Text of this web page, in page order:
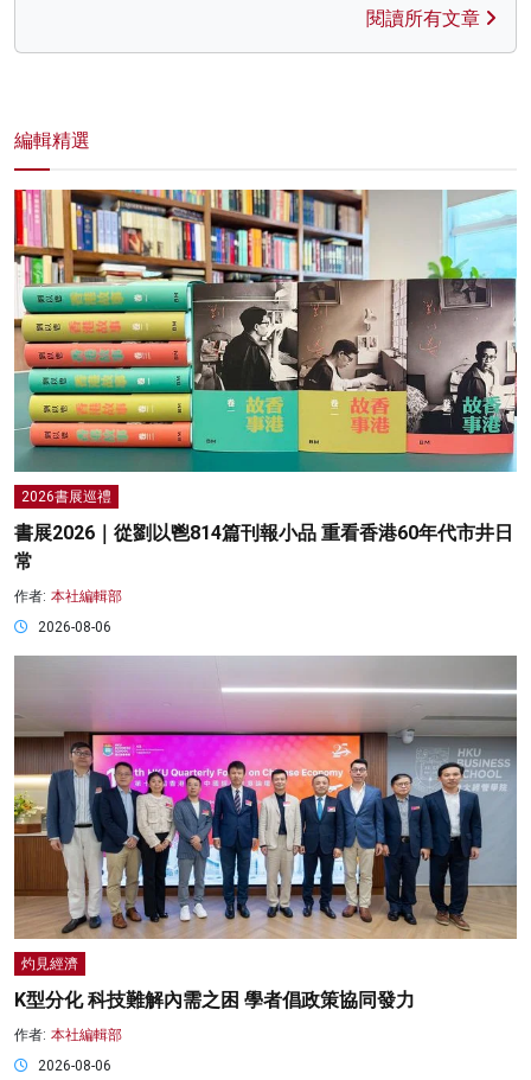
閱讀所有文章
編輯精選
2026書展巡禮
書展2026｜從劉以鬯814篇刊報小品 重看香港60年代市井日
常
作者: 本社編輯部
2026-08-06
灼見經濟
K型分化 科技難解內需之困 學者倡政策協同發力
作者: 本社編輯部
2026-08-06